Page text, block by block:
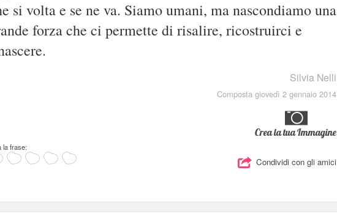
si volta e se ne va. Siamo umani, ma nascondiamo una
forza che ci permette di risalire, ricostruirci e
Silvia Nelli
Composta giovedì 2 gennaio 2014
Crea la tua Immagine
la frase:
Condividi con gli amici